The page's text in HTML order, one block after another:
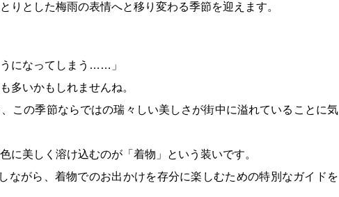
りとした梅雨の表情へと移り変わる季節を迎えます。
うになってしまう……」
多いかもしれませんね。
この季節ならではの瑞々しい美しさが街中に溢れていることに気
に美しく溶け込むのが「着物」という装いです。
ながら、着物でのお出かけを存分に楽しむための特別なガイドを